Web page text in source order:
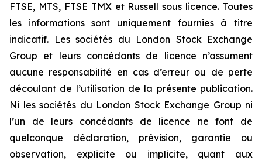
FTSE, MTS, FTSE TMX et Russell sous licence. Toutes
les informations sont uniquement fournies à titre
indicatif. Les sociétés du London Stock Exchange
Group et leurs concédants de licence n’assument
aucune responsabilité en cas d’erreur ou de perte
découlant de l’utilisation de la présente publication.
Ni les sociétés du London Stock Exchange Group ni
l’un de leurs concédants de licence ne font de
quelconque déclaration, prévision, garantie ou
observation, explicite ou implicite, quant aux